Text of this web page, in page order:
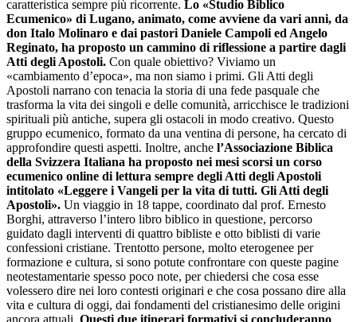
caratteristica sempre più ricorrente. Lo «Studio Biblico
Ecumenico» di Lugano, animato, come avviene da vari anni, da
don Italo Molinaro e dai pastori Daniele Campoli ed Angelo
Reginato, ha proposto un cammino di riflessione a partire dagli
Atti degli Apostoli. Con quale obiettivo? Viviamo un
«cambiamento d’epoca», ma non siamo i primi. Gli Atti degli
Apostoli narrano con tenacia la storia di una fede pasquale che
trasforma la vita dei singoli e delle comunità, arricchisce le tradizioni
spirituali più antiche, supera gli ostacoli in modo creativo. Questo
gruppo ecumenico, formato da una ventina di persone, ha cercato di
approfondire questi aspetti. Inoltre, anche l’Associazione Biblica
della Svizzera Italiana ha proposto nei mesi scorsi un corso
ecumenico online di lettura sempre degli Atti degli Apostoli
intitolato «Leggere i Vangeli per la vita di tutti. Gli Atti degli
Apostoli». Un viaggio in 18 tappe, coordinato dal prof. Ernesto
Borghi, attraverso l’intero libro biblico in questione, percorso
guidato dagli interventi di quattro bibliste e otto biblisti di varie
confessioni cristiane. Trentotto persone, molto eterogenee per
formazione e cultura, si sono potute confrontare con queste pagine
neotestamentarie spesso poco note, per chiedersi che cosa esse
volessero dire nei loro contesti originari e che cosa possano dire alla
vita e cultura di oggi, dai fondamenti del cristianesimo delle origini
ancora attuali. Questi due itinerari formativi si concluderanno